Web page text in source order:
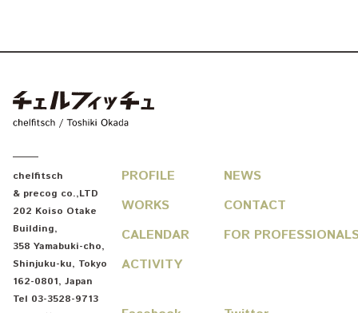
chelfitsch
& precog co.,LTD
202 Koiso Otake
Building,
358 Yamabuki-cho,
Shinjuku-ku, Tokyo
162-0801, Japan
Tel 03-3528-9713
PROFILE
NEWS
WORKS
CONTACT
CALENDAR
FOR
ACTIVITY